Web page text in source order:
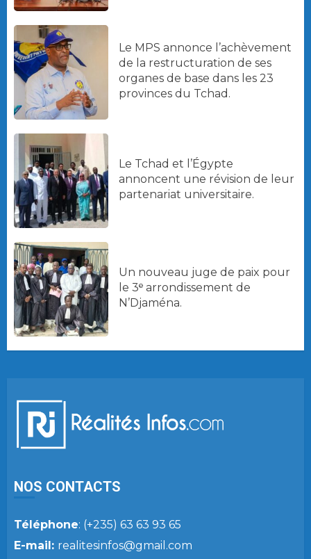
Le MPS annonce l’achèvement
de la restructuration de ses
organes de base dans les 23
provinces du Tchad.
Le Tchad et l’Égypte
annoncent une révision de leur
partenariat universitaire.
Un nouveau juge de paix pour
le 3ᵉ arrondissement de
N’Djaména.
NOS CONTACTS
Téléphone: (+235) 63 63 93 65
E-mail: realitesinfos@gmail.com